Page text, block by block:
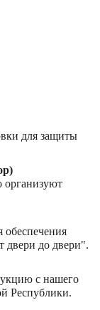
для защиты
организуют
обеспечения
двери до двери".
с нашего
Республики.